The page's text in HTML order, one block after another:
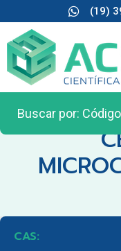
(19)
CAS: